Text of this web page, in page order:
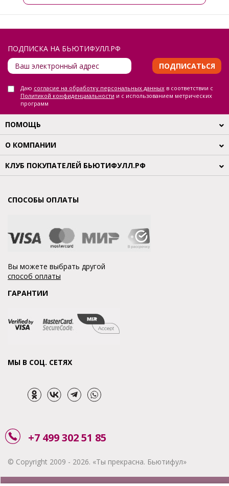
ПОДПИСКА НА БЬЮТИФУЛЛ.РФ
ПОДПИСАТЬСЯ
Даю согласие на обработку персональных данныхв соответствии с
Политикой конфиденциальности и с использованием метрических
программ
ПОМОЩЬ
О КОМПАНИИ
КЛУБ ПОКУПАТЕЛЕЙ БЬЮТИФУЛЛ.РФ
СПОСОБЫ ОПЛАТЫ
Вы можете выбрать другой
способ оплаты
ГАРАНТИИ
МЫ В СОЦ. СЕТЯХ
+7 499 302 51 85
© Copyright 2009 - 2026. «Ты прекрасна. Бьютифул»